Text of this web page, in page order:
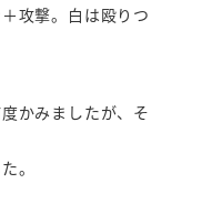
攻撃。白は殴りつ
かみましたが、そ
。